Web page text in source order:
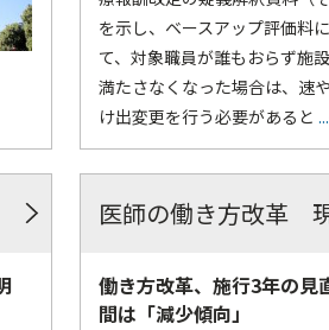
を示し、ベースアップ評価料
て、対象職員が誰もおらず施
満たさなくなった場合は、速
け出変更を行う必要があると
医師の働き方改革
働き方改革、施行3年の
間は「減少傾向」